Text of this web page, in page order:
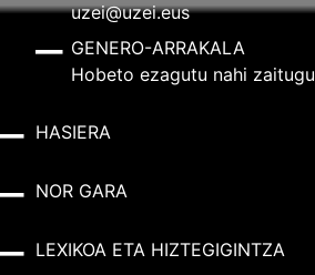
uzei@uzei.eus
GENERO-ARRAKALA
Hobeto ezagutu nahi zaitugu
HASIERA
NOR GARA
LEXIKOA ETA HIZTEGIGINTZA